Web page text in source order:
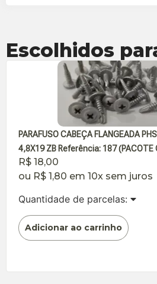
Escolhidos
PARAFUSO CABEÇA FLANGEADA
4,8X19 ZB Referência: 187 (PACOTE
R$ 18,00
ou R$ 1,80 em 10x sem juros
Quantidade de parcelas:
Adicionar ao carrinho